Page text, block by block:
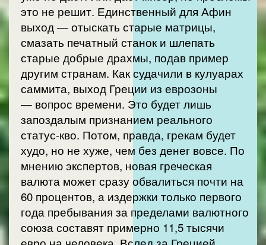
это не решит. Единственный для Афин
выход — отыскать старые матрицы,
смазать печатный станок и шлепать
старые добрые драхмы, подав пример
другим странам. Как судачили в кулуарах
саммита, выход Греции из еврозоны
— вопрос времени. Это будет лишь
запоздалым признанием реального
статус-кво. Потом, правда, грекам будет
худо, но не хуже, чем без денег вовсе. По
мнению экспертов, новая греческая
валюта может сразу обвалиться почти на
60 процентов, а издержки только первого
года пребывания за пределами валютного
союза составят примерно 11,5 тысячи